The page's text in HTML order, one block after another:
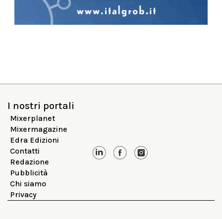
I nostri portali
Mixerplanet
Mixermagazine
Edra Edizioni
Contatti
Redazione
Pubblicità
Chi siamo
Privacy